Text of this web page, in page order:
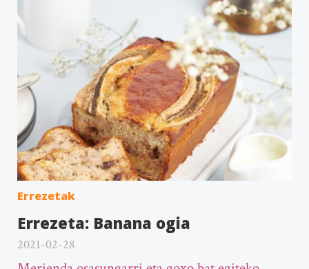
Errezetak
Errezeta: Banana ogia
2021-02-28